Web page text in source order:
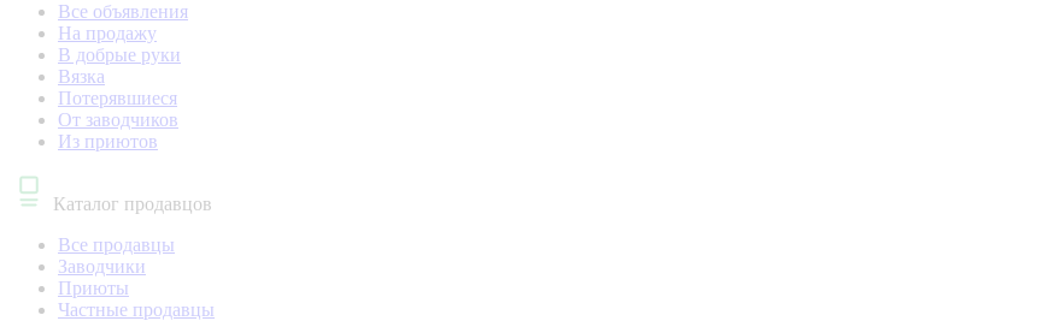
Все объявления
На продажу
В добрые руки
Вязка
Потерявшиеся
От заводчиков
Из приютов
Каталог продавцов
Все продавцы
Заводчики
Приюты
Частные продавцы